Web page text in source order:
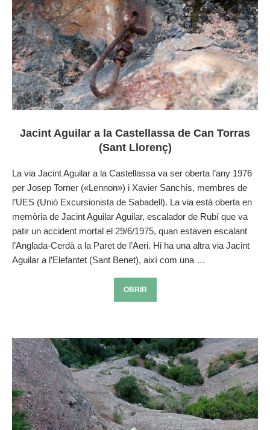
Jacint Aguilar a la Castellassa de Can Torras
(Sant Llorenç)
La via Jacint Aguilar a la Castellassa va ser oberta l’any 1976
per Josep Torner («Lennon») i Xavier Sanchís, membres de
l’UES (Unió Excursionista de Sabadell). La via està oberta en
memòria de Jacint Aguilar Aguilar, escalador de Rubí que va
patir un accident mortal el 29/6/1975, quan estaven escalant
l’Anglada-Cerdà a la Paret de l’Aeri. Hi ha una altra via Jacint
Aguilar a l’Elefantet (Sant Benet), així com una …
OBRIR